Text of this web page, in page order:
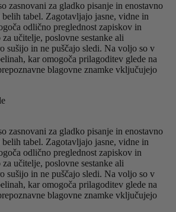
zasnovani za gladko pisanje in enostavno
belih tabel. Zagotavljajo jasne, vidne in
odlično preglednost zapiskov in
učitelje, poslovne sestanke ali
sušijo in ne puščajo sledi. Na voljo so v
kar omogoča prilagoditev glede na
blagovne znamke vključujejo
zasnovani za gladko pisanje in enostavno
belih tabel. Zagotavljajo jasne, vidne in
odlično preglednost zapiskov in
učitelje, poslovne sestanke ali
sušijo in ne puščajo sledi. Na voljo so v
kar omogoča prilagoditev glede na
blagovne znamke vključujejo